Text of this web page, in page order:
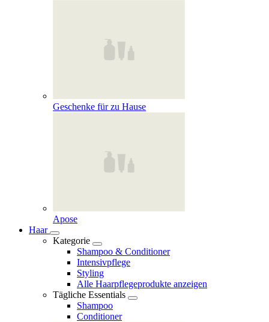
Geschenke für zu Hause
Apose
Haar
Kategorie
Shampoo & Conditioner
Intensivpflege
Styling
Alle Haarpflegeprodukte anzeigen
Tägliche Essentials
Shampoo
Conditioner